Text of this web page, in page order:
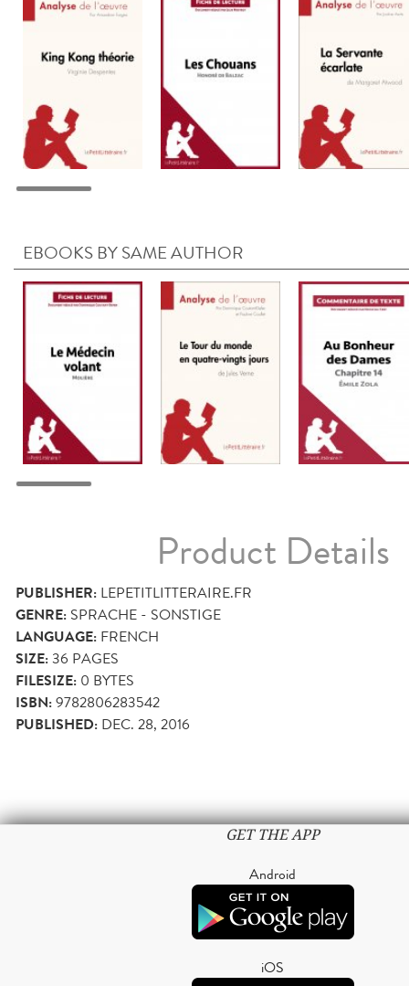
EBOOKS BY SAME AUTHOR
Product Details
PUBLISHER: LEPETITLITTERAIRE.FR
GENRE: SPRACHE - SONSTIGE
LANGUAGE: FRENCH
SIZE:36 PAGES
FILESIZE: 0 BYTES
ISBN:9782806283542
PUBLISHED: DEC. 28, 2016
GET THE APP
Android
iOS